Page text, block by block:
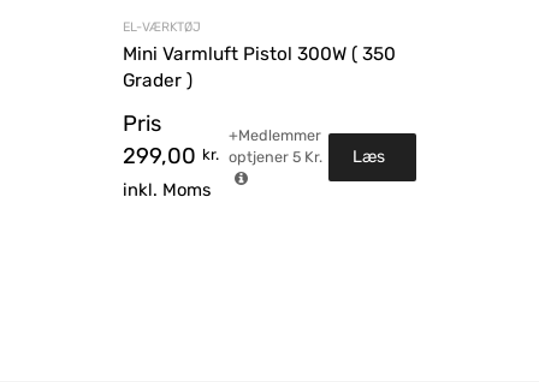
EL-VÆRKTØJ
Mini Varmluft Pistol 300W ( 350
Grader )
Pris
299,00 kr.
inkl. Moms
+Medlemmer
optjener5 Kr. Læs